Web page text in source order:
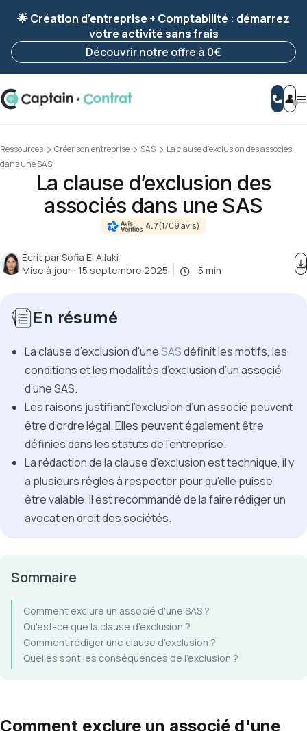
enregistrée 🚀
Reprendre ma démarche
🌟 Création d’entreprise + Comptabilité : démarrez
votre activité sans frais
Découvrir notre offre à 0€
Ressources Créer son entreprise SAS
La clause d’exclusion des associés
dans une SAS
La clause d’exclusion des
associés dans une SAS
4.7(1709 avis)
Écrit parSofia El Allaki
Mise à jour : 15 septembre 2025 5 min
En résumé
La clause d’exclusion d'uneSASdéfinit les motifs, les
conditions et les modalités d’exclusion d’un associé
d’une SAS.
Les raisons justifiant l’exclusion d’un associé peuvent
être d’ordre légal. Elles peuvent également être
définies dans les statuts de l’entreprise.
La rédaction de la clause d’exclusion est technique, il y
a plusieurs règles à respecter pour qu'elle puisse
être valable. Il est recommandé de la faire rédiger un
avocat en droit des sociétés.
Sommaire
Comment exclure un associé d'une SAS ?
Qu'est-ce que la clause d'exclusion ?
Comment rédiger une clause d'exclusion ?
Quelles sont les conséquences de l'exclusion ?
Comment exclure un associé d'une